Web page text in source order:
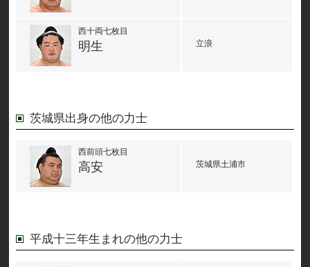
西十両七枚目
明生 立浪
茨城県出身の他の力士
西前頭七枚目
高安 茨城県土浦市
平成十三年生まれの他の力士